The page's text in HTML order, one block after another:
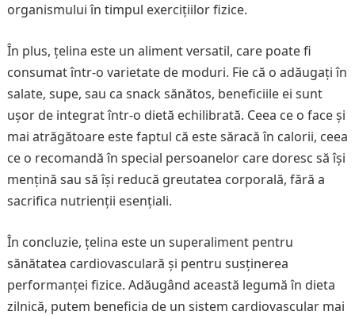
organismului în timpul exercițiilor fizice.
În plus, țelina este un aliment versatil, care poate fi
consumat într-o varietate de moduri. Fie că o adăugați în
salate, supe, sau ca snack sănătos, beneficiile ei sunt
ușor de integrat într-o dietă echilibrată. Ceea ce o face și
mai atrăgătoare este faptul că este săracă în calorii, ceea
ce o recomandă în special persoanelor care doresc să își
mențină sau să își reducă greutatea corporală, fără a
sacrifica nutrienții esențiali.
În concluzie, țelina este un superaliment pentru
sănătatea cardiovasculară și pentru susținerea
performanței fizice. Adăugând această legumă în dieta
zilnică, putem beneficia de un sistem cardiovascular mai